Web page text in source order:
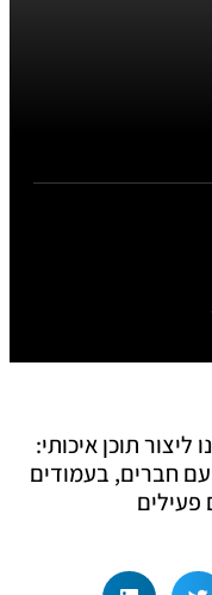
תוכן איכותי:
חברים, בעמודים